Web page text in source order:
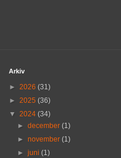
Arkiv
► 2026 (31)
► 2025 (36)
▼ 2024 (34)
►december(1)
►november(1)
►juni(1)